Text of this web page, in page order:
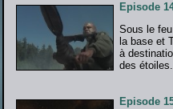
Episode
Sous le
la base et
à
des
Episode